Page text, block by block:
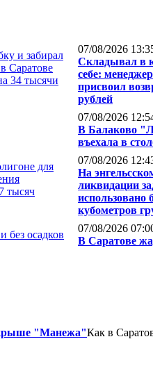
07/08/2026
Складывал в
себе:
присвоил
рублей
07/08/2026
В Балаково
въехала в
07/08/2026
На
ликвидации
использовано
кубометров
07/08/2026
В Саратове
"Манежа"Как в